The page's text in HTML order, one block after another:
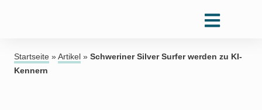
Startseite » Artikel » Schweriner Silver Surfer werden zu KI-
Kennern